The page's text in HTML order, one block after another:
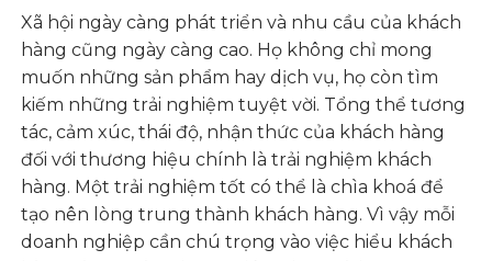
Xã hội ngày càng phát triển và nhu cầu của khách
hàng cũng ngày càng cao. Họ không chỉ mong
muốn những sản phẩm hay dịch vụ, họ còn tìm
kiếm những trải nghiệm tuyệt vời. Tổng thể tương
tác, cảm xúc, thái độ, nhận thức của khách hàng
đối với thương hiệu chính là trải nghiệm khách
hàng. Một trải nghiệm tốt có thể là chìa khoá để
tạo nên lòng trung thành khách hàng. Vì vậy mỗi
doanh nghiệp cần chú trọng vào việc hiểu khách